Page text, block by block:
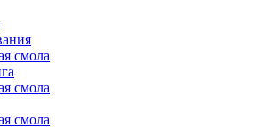
смола
смола
смола